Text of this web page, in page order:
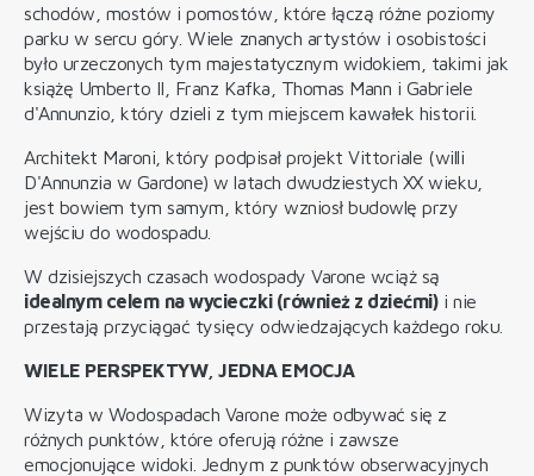
schodów, mostów i pomostów, które łączą różne poziomy
parku w sercu góry. Wiele znanych artystów i osobistości
było urzeczonych tym majestatycznym widokiem, takimi jak
książę Umberto II, Franz Kafka, Thomas Mann i Gabriele
d'Annunzio, który dzieli z tym miejscem kawałek historii.
Architekt Maroni, który podpisał projekt Vittoriale (willi
D'Annunzia w Gardone) w latach dwudziestych XX wieku,
jest bowiem tym samym, który wzniosł budowlę przy
wejściu do wodospadu.
W dzisiejszych czasach wodospady Varone wciąż są
idealnym celem na wycieczki (również z dziećmi)i nie
przestają przyciągać tysięcy odwiedzających każdego roku.
WIELE PERSPEKTYW, JEDNA EMOCJA
Wizyta w Wodospadach Varone może odbywać się z
różnych punktów, które oferują różne i zawsze
emocjonujące widoki. Jednym z punktów obserwacyjnych